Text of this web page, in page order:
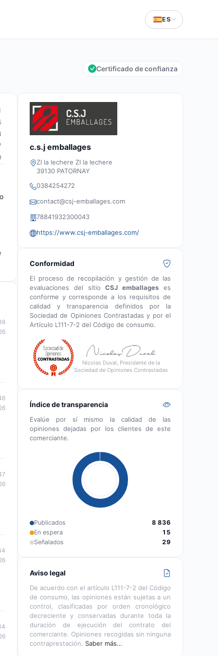
ES
Certificado de confianza
c.s.j emballages
ZI la lechere ZI la lechere
39130 PATORNAY
0384254272
contact@csj-emballages.com
78841932300043
https://www.csj-emballages.com/
Conformidad
El proceso de recopilación y gestión de las
evaluaciones del sitioCSJ emballages es
conforme y corresponde a los requisitos de
calidad y transparencia definidos por la
Sociedad de Opiniones Contrastadas y por el
Artículo L111-7-2 del Código de consumo.
Nicolas Duval, Presidente de la
Sociedad de Opiniones Contrastadas
Índice de transparencia
Evalúe por sí mismo la calidad de las
opiniones dejadas por los clientes de este
comerciante.
Publicados
8 836
En espera
15
Señalados
29
Aviso legal
De acuerdo con el artículo L111-7-2 del Código
de consumo, las opiniones están sujetas a un
control, clasificadas por orden cronológico
decreciente y conservadas durante toda la
duración de ejecución del contrato del
comerciante. Opiniones recogidas sin ninguna
contraprestación. Saber más…